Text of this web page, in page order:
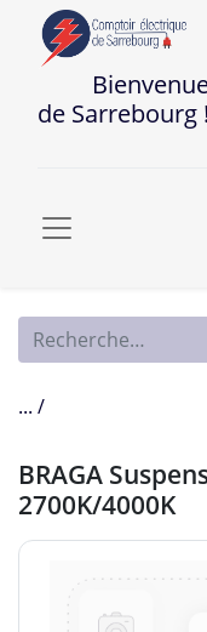
Bienvenue
de Sarrebourg !
... /
BRAGA
2700K/4000K